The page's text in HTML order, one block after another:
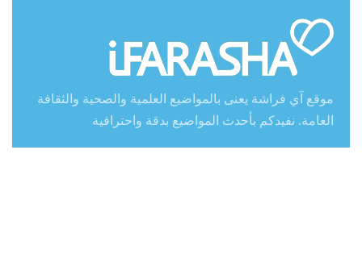
موقع آي فراشة يعنى بالمواضيع العلمية والصحية والثقافة
العامة. نفيدكم بأحدث المواضيع بدقة واحترافية